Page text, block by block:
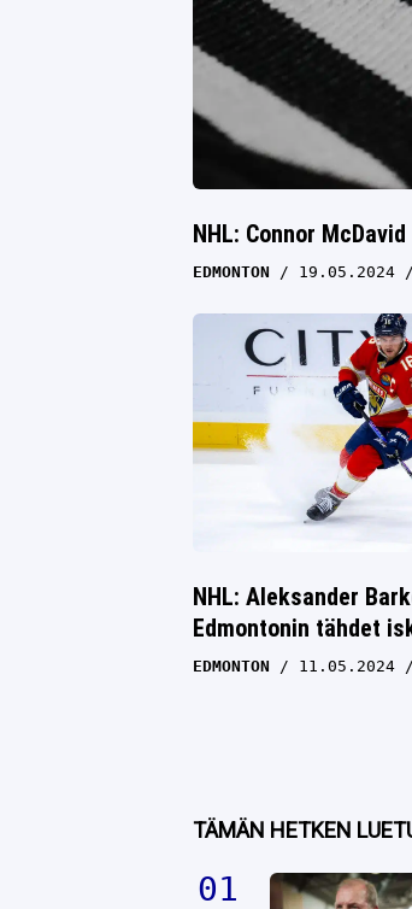
NHL: Connor
EDMONTON 19.05.2024
NHL: Aleksander
Edmontonin tähdet
EDMONTON 11.05.2024
TÄMÄN HETKEN